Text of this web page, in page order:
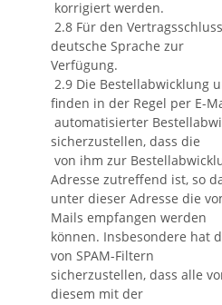
korrigiert werden.
2.8 Für den
deutsche Sprache zur
Verfügung.
2.9 Die Bestellabwicklung
finden in der Regel per E-
automatisierter
sicherzustellen, dass die
von ihm zur
Adresse zutreffend ist, so
unter dieser Adresse die
Mails empfangen werden
können. Insbesondere hat
von SPAM-Filtern
sicherzustellen, dass alle
diesem mit der